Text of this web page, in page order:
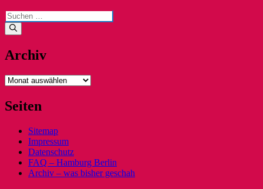
Suchen
nach:
Archiv
Archiv
Seiten
Sitemap
Impressum
Datenschutz
FAQ – Hamburg Berlin
Archiv – was bisher geschah